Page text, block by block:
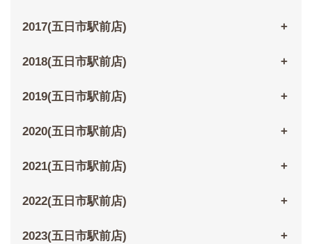
2017(五日市駅前店)
2018(五日市駅前店)
2019(五日市駅前店)
2020(五日市駅前店)
2021(五日市駅前店)
2022(五日市駅前店)
2023(五日市駅前店)